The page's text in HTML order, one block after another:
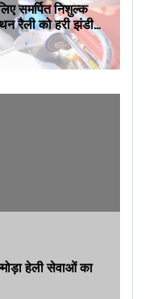
समर्पित निशुल्क
रैली को हरी झंडी
हेली सेवाओं का